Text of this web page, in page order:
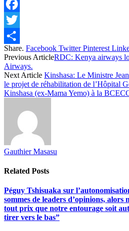
Facebook
Twitter
Share
Share. Facebook Twitter Pinterest
Previous ArticleRDC: Kenya airways
Airways.
Next Article Kinshasa: Le Ministre
le projet de réhabilitation de l’Hôpital
Kinshasa (ex-Mama Yemo) à la
Gauthier Masasu
Related Posts
Péguy Tshisuaka sur
sommes de leaders d’opinions, alors
tout prix que notre entourage soit
tirer vers le bas”